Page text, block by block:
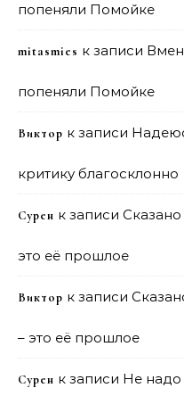
попеняли Помойке
mitasmies к записи
попеняли Помойке
Виктор к записи
критику благосклонно
Сурен к записи
это её прошлое
Виктор к записи
– это её прошлое
Сурен к записи Не надо